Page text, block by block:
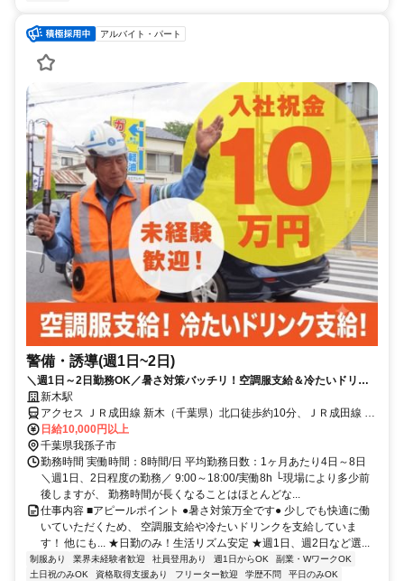
アルバイト・パート
警備・誘導(週1日~2日)
＼週1日～2日勤務OK／暑さ対策バッチリ！空調服支給＆冷たいドリン
ク支給◎50代・60代活躍中【入社祝い金10万円】アルバイトでも安定収
入！未経験大歓迎！★日勤のみ警備★日払いOK★残業ほぼなし
新木駅
アクセス ＪＲ成田線 新木（千葉県）北口徒歩約10分、ＪＲ成田線 湖
北南口徒歩約35分、ＪＲ成田線 布佐南口徒歩約48分 新木駅近く
日給10,000円以上
千葉県我孫子市
勤務時間 実働時間：8時間/日 平均勤務日数：1ヶ月あたり4日～8日
＼週1日、2日程度の勤務／ 9:00～18:00/実働8h └現場により多少前
後しますが、 勤務時間が長くなることはほとんどな...
仕事内容 ■アピールポイント ●暑さ対策万全です● 少しでも快適に働
いていただくため、 空調服支給や冷たいドリンクを支給していま
す！ 他にも... ★日勤のみ！生活リズム安定 ★週1日、週2日など選...
制服あり 業界未経験者歓迎 社員登用あり 週1日からOK
副業・WワークOK
土日祝のみOK
資格取得支援あり フリーター歓迎 学歴不問
平日のみOK